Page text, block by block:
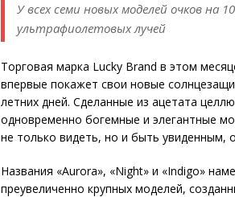
У всех семи новых моделей очков на
ультрафиолетовых лучей
Торговая марка Lucky Brand в этом
впервые покажет свои новые
летних дней. Сделанные из ацетата
одновременно богемные и элегантные
не только видеть, но и быть увиденным,
Названия «Aurora», «Night» и «Indigo»
преувеличенно крупных моделей,